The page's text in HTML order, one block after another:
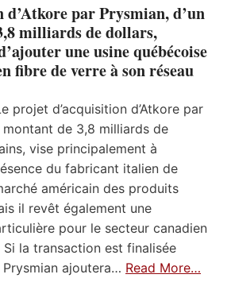
d’Atkore par Prysmian, d’un
milliards de dollars,
une usine québécoise
fibre de verre à son réseau
projet d’acquisition d’Atkore par
montant de 3,8 milliards de
vise principalement à
du fabricant italien de
américain des produits
il revêt également une
pour le secteur canadien
Si la transaction est finalisée
ajoutera… Read More…